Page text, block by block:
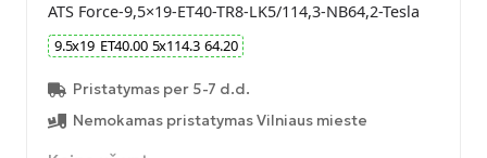
ATS Force-9,5×19-ET40-TR8-LK5/114,3-NB64,2-Tesla
9.5x19 ET40.00 5x114.3 64.20
Pristatymas per 5-7 d.d.
Nemokamas pristatymas Vilniaus mieste